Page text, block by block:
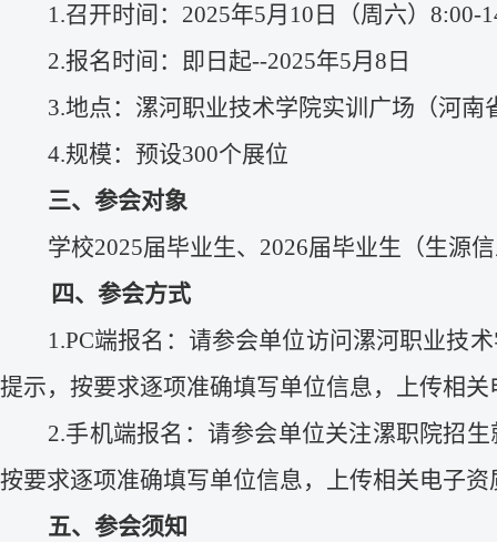
1.召开时间： 2025年5月10 日（周 六） 8:00-
2.报名时间：即日起--2025年5月 8 日
3.地点：漯河职业技术学院实训广场（河南
4.规模：预设300个展位
三、参会对象
学校2025届毕业生、 2026届毕业生（生源
四、 参会方式
1.PC端报名：请参会单位访问漯河职业技
提示，按要求逐项准确填写单位信息，上传相
2.手机端报名 ： 请参会单位关注漯职院招
按要求逐项准确填写单位信息，上传相关电子资
五、参会须知